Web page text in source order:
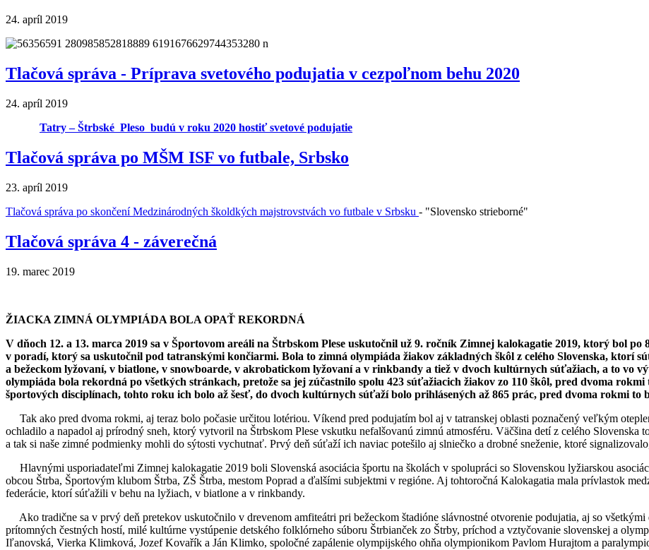
24. apríl 2019
Tlačová správa - Príprava svetového podujatia v cezpoľnom behu 2020
24. apríl 2019
Tatry – Štrbské Pleso budú v roku 2020 hostiť svetové podujatie
Tlačová správa po MŠM ISF vo futbale, Srbsko
23. apríl 2019
Tlačová správa po skončení Medzinárodných školdkých majstrovstvách vo futbale v Srbsku - "Slovensko strieborné"
Tlačová správa 4 - záverečná
19. marec 2019
ŽIACKA ZIMNÁ OLYMPIÁDA BOLA OPAŤ REKORDNÁ
V dňoch 12. a 13. marca 2019 sa v Športovom areáli na Štrbskom Plese uskutočnil už 9. ročník Zimnej kalokagatie 2019, ktorý bol
v poradí, ktorý sa uskutočnil pod tatranskými končiarmi. Bola to zimná olympiáda žiakov základných škôl z celého Slovenska, ktorí
a bežeckom lyžovaní, v biatlone, v snowboarde, v akrobatickom lyžovaní a v rinkbandy a tiež v dvoch kultúrnych súťažiach, a to vo
olympiáda bola rekordná po všetkých stránkach, pretože sa jej zúčastnilo spolu 423 súťažiacich žiakov zo 110 škôl, pred dvoma
športových disciplínach, tohto roku ich bolo až šesť, do dvoch kultúrnych súťaží bolo prihlásených až 865 prác, pred dvoma rokmi to
Tak ako pred dvoma rokmi, aj teraz bolo počasie určitou lotériou. Víkend pred podujatím bol aj v tatranskej oblasti poznačený veľkým
ochladilo a napadol aj prírodný sneh, ktorý vytvoril na Štrbskom Plese vskutku nefalšovanú zimnú atmosféru. Väčšina detí z celého Slovenska
a tak si naše zimné podmienky mohli do sýtosti vychutnať. Prvý deň súťaží ich naviac potešilo aj slniečko a drobné sneženie, ktoré
Hlavnými usporiadateľmi Zimnej kalokagatie 2019 boli Slovenská asociácia športu na školách v spolupráci so Slovenskou lyžiarskou
obcou Štrba, Športovým klubom Štrba, ZŠ Štrba, mestom Poprad a ďalšími subjektmi v regióne. Aj tohtoročná Kalokagatia mala prívlastok
federácie, ktorí súťažili v behu na lyžiach, v biatlone a v rinkbandy.
Ako tradične sa v prvý deň pretekov uskutočnilo v drevenom amfiteátri pri bežeckom štadióne slávnostné otvorenie podujatia, aj so
prítomných čestných hostí, milé kultúrne vystúpenie detského folklórneho súboru Štrbianček zo Štrby, príchod a vztyčovanie slovenskej a
Iľanovská, Vierka Klimková, Jozef Kovařík a Ján Klimko, spoločné zapálenie olympijského ohňa olympionikom Pavlom Hurajtom a